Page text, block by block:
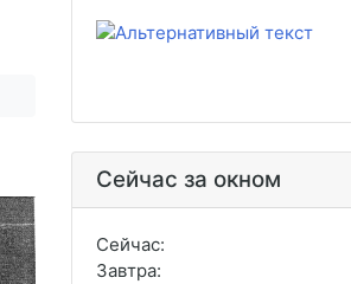
Сейчас за окном
Сейчас:
Завтра: